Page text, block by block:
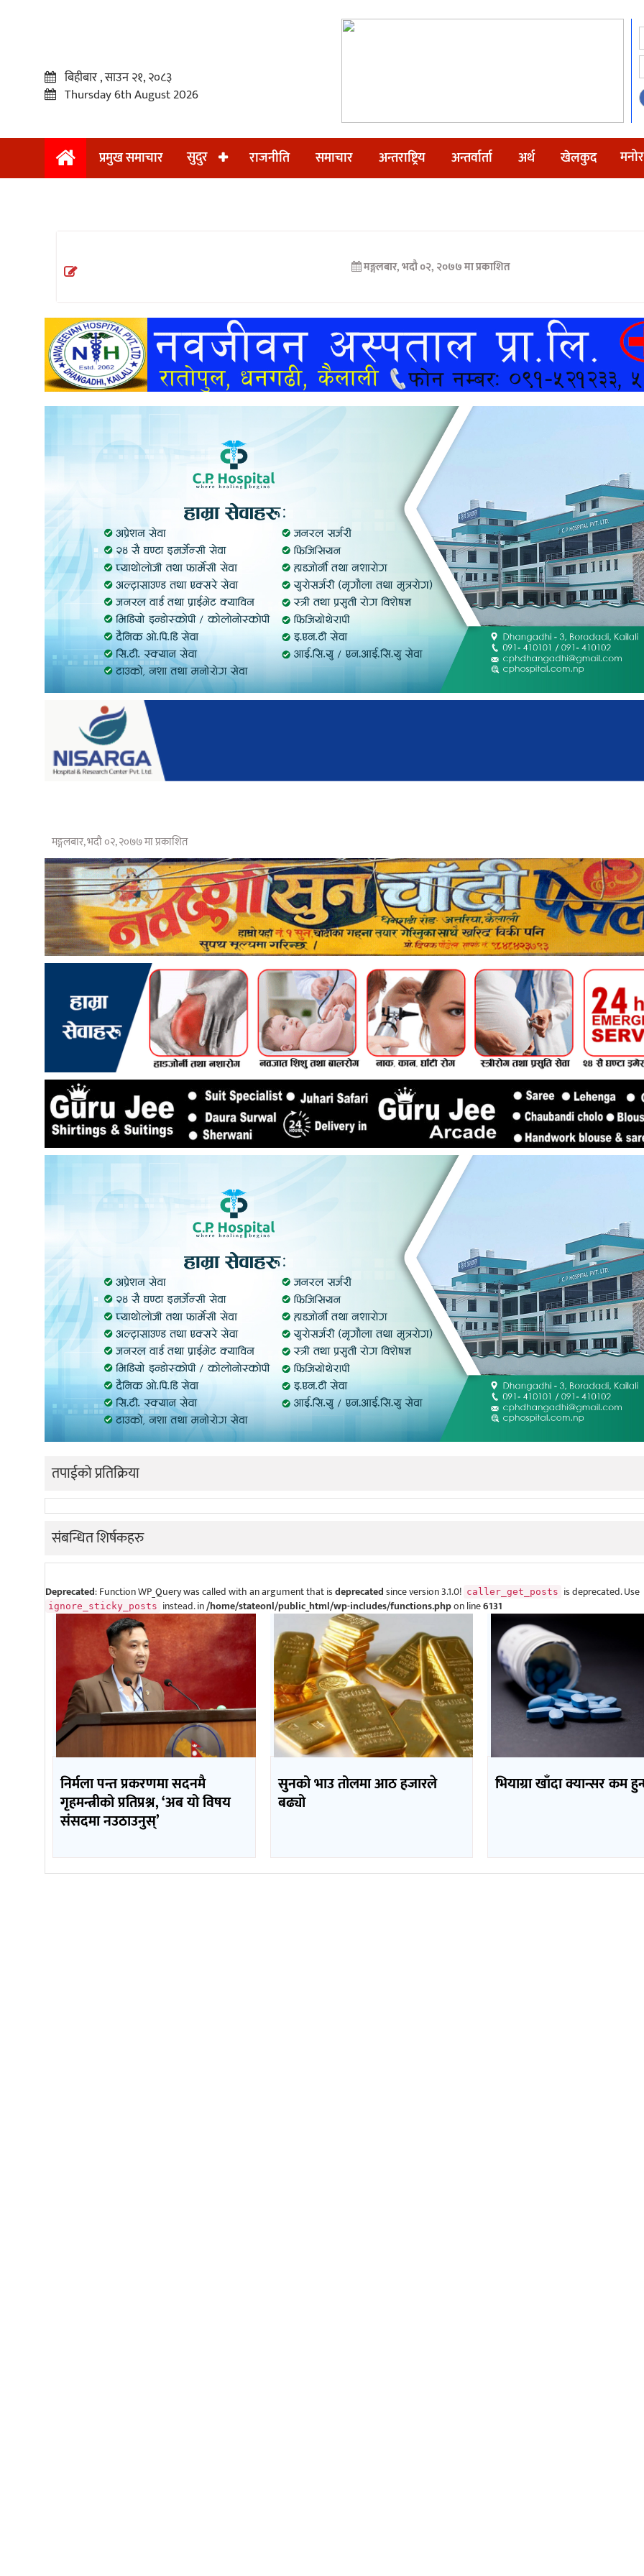
प्रमुख
अन्तराष्ट्रिय
अन्तर्वार्ता
खेलकुद
बिहीबार , साउन २१, २०८३
Thursday 6th August 2026
प्रमुख समाचार सुदुर राजनीति समाचार अन्तराष्ट्रिय अन्तर्वार्ता अर्थ खेलकुद
मङ्गलबार, भदौ ०२, २०७७ मा प्रकाशित
मङ्गलबार, भदौ ०२, २०७७ मा प्रकाशित
तपाईको प्रतिक्रिया
संबन्धित शिर्षकहरु
Deprecated: Function WP_Query was called with an argument that isdeprecatedsince version 3.1.0! caller_get_posts is deprecated. Use
ignore_sticky_posts instead. in/home/stateonl/public_html/wp-includes/functions.phpon line6131
निर्मला पन्त प्रकरणमा सदनमै
गृहमन्त्रीको प्रतिप्रश्न, ‘अब यो विषय
संसदमा नउठाउनुस्’
सुनको भाउ तोलमा आठ हजारले
बढ्यो
भियाग्रा खाँदा क्यान्सर कम